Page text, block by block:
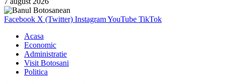
Facebook X (Twitter) InstagramYouTube TikTok
Acasa
Economic
Administratie
Visit Botosani
Politica